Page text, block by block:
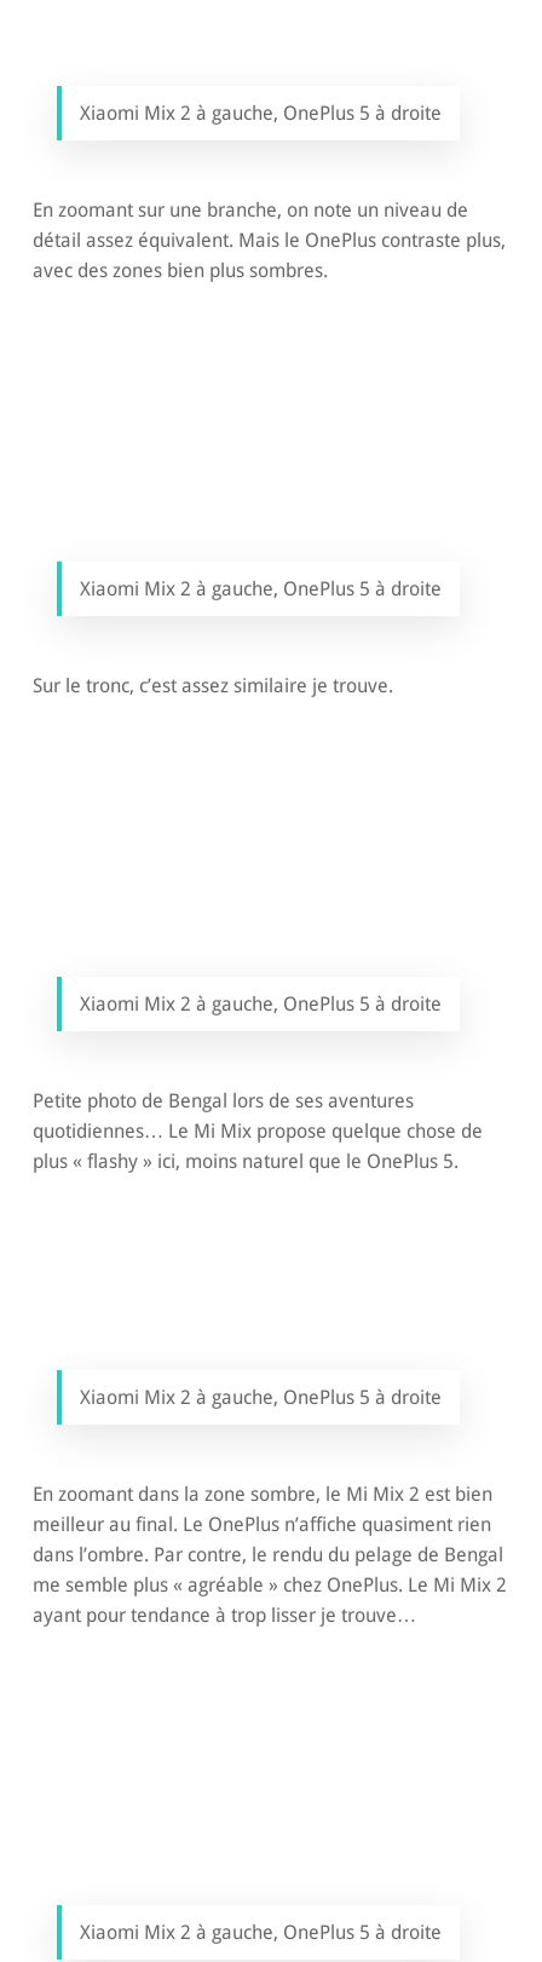
Xiaomi Mix 2 à gauche, OnePlus 5 à droite
En zoomant sur une branche, on note un niveau de
détail assez équivalent. Mais le OnePlus contraste plus,
avec des zones bien plus sombres.
Xiaomi Mix 2 à gauche, OnePlus 5 à droite
Sur le tronc, c’est assez similaire je trouve.
Xiaomi Mix 2 à gauche, OnePlus 5 à droite
Petite photo de Bengal lors de ses aventures
quotidiennes… Le Mi Mix propose quelque chose de
plus « flashy » ici, moins naturel que le OnePlus 5.
Xiaomi Mix 2 à gauche, OnePlus 5 à droite
En zoomant dans la zone sombre, le Mi Mix 2 est bien
meilleur au final. Le OnePlus n’affiche quasiment rien
dans l’ombre. Par contre, le rendu du pelage de Bengal
me semble plus « agréable » chez OnePlus. Le Mi Mix 2
ayant pour tendance à trop lisser je trouve…
Xiaomi Mix 2 à gauche, OnePlus 5 à droite